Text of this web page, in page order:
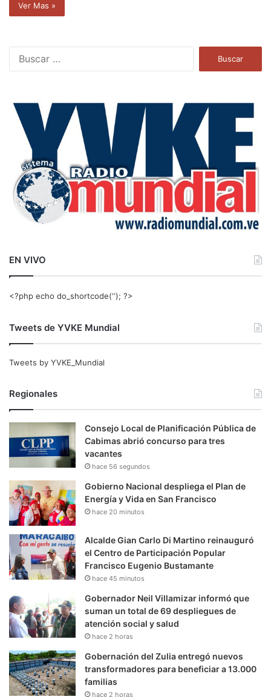
Ver Mas »
a
EN VIVO
<?php echo do_shortcode(‘‘); ?>
Tweets de YVKE Mundial
Tweets by YVKE_Mundial
Regionales
Consejo Local de Planificación Pública de
Cabimas abrió concurso para tres
vacantes
hace 56 segundos
Gobierno Nacional despliega el Plan de
Energía y Vida en San Francisco
hace 20 minutos
Alcalde Gian Carlo Di Martino reinauguró
el Centro de Participación Popular
Francisco Eugenio Bustamante
hace 45 minutos
Gobernador Neil Villamizar informó que
suman un total de 69 despliegues de
atención social y salud
hace 2 horas
Gobernación del Zulia entregó nuevos
transformadores para beneficiar a 13.000
familias
hace 2 horas